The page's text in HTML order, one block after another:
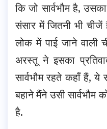
कि जो सार्वभौम है,
संसार में जितनी भी
लोक में पाई जाने वाली
अरस्तू ने इसका
सार्वभौम रहते कहाँ हैं,
बहाने मैंने उसी सार्वभौम
है.